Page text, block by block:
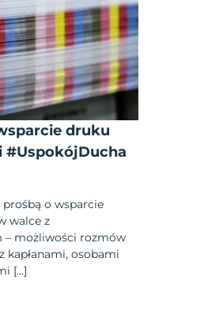
druku
#UspokójDucha
o wsparcie
walce z
– możliwości rozmów
kapłanami, osobami
[…]